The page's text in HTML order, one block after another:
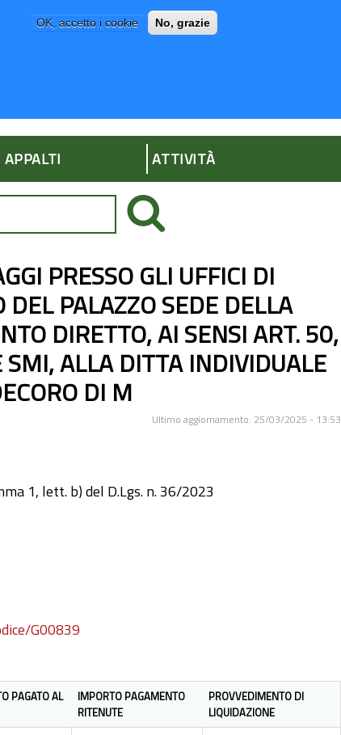
OK, accetto i cookie No, grazie
ATTIVITÀ
PRESSO GLI UFFICI DI
PALAZZO SEDE DELLA
DIRETTO, AI SENSI ART. 50,
ALLA DITTA INDIVIDUALE
DI M
Ultimo aggiornamento: 25/03/2025 - 13:53
1, lett. b) del D.Lgs. n. 36/2023
G00839
PAGATO AL
IMPORTO PAGAMENTO
RITENUTE
PROVVEDIMENTO DI
LIQUIDAZIONE